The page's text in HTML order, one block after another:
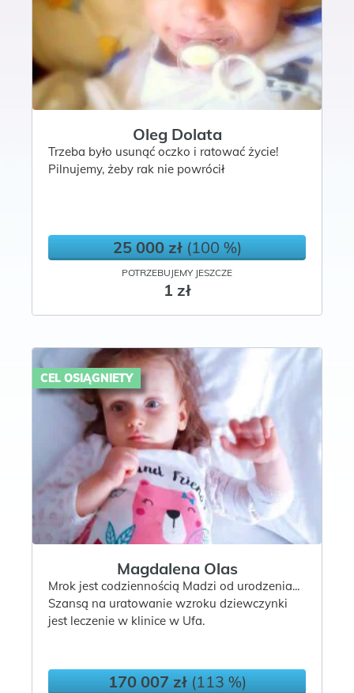
Oleg Dolata
Trzeba było usunąć oczko i ratować życie!
Pilnujemy, żeby rak nie powrócił
25 000 zł(100 %)
POTRZEBUJEMY JESZCZE
1 zł
CEL OSIĄGNIETY
Magdalena Olas
Mrok jest codziennością Madzi od urodzenia...
Szansą na uratowanie wzroku dziewczynki
jest leczenie w klinice w Ufa.
170 007 zł(113 %)